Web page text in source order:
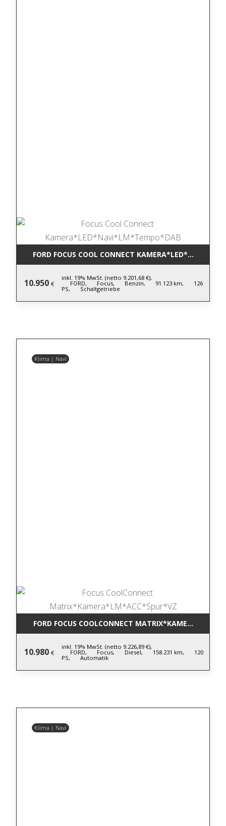
FORD FOCUS COOL CONNECT
10.950 €
inkl. 19% MwSt. (netto 9.201,68 €),
FORD, Focus, Benzin, 91.123 km, 126
PS, Schaltgetriebe
Klima | Navi
FORD FOCUS COOLCONNECT
10.980 €
inkl. 19% MwSt. (netto 9.226,89 €),
FORD, Focus, Diesel, 158.231 km, 120
PS, Automatik
Klima | Navi